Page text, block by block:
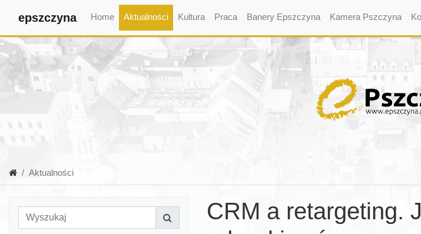
epszczyna Home Aktualności Kultura Praca Banery Epszczyna Kamera Pszczyna
Aktualności
CRM a retargeting.